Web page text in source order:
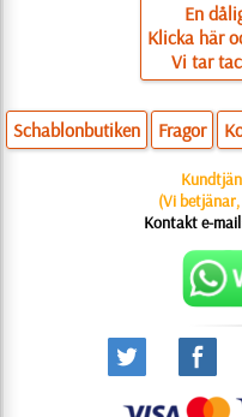
En
Klicka här
Vi tar
Schablonbutiken Fragor
(Vi
Kontakt e-